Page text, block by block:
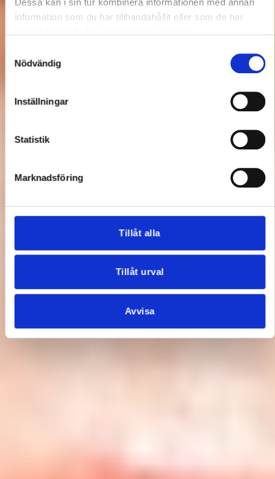
Dessa kan i sin tur kombinera informationen med annan
information som du har tillhandahållit eller som de har
Nödvändig
Inställningar
Statistik
Marknadsföring
Tillåt alla
Tillåt urval
Avvisa